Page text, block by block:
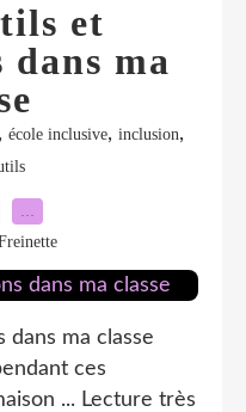
et
ma
école inclusive, inclusion,
…
dans ma classe
ces
... Lecture très